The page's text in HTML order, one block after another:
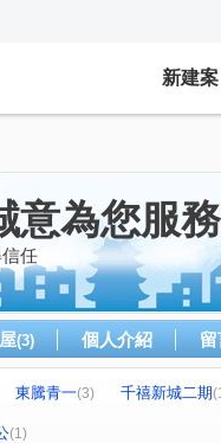
新建案
意為您服務
任
(3) 個人介紹
東騰青一(3) 千禧新城二期
(1)